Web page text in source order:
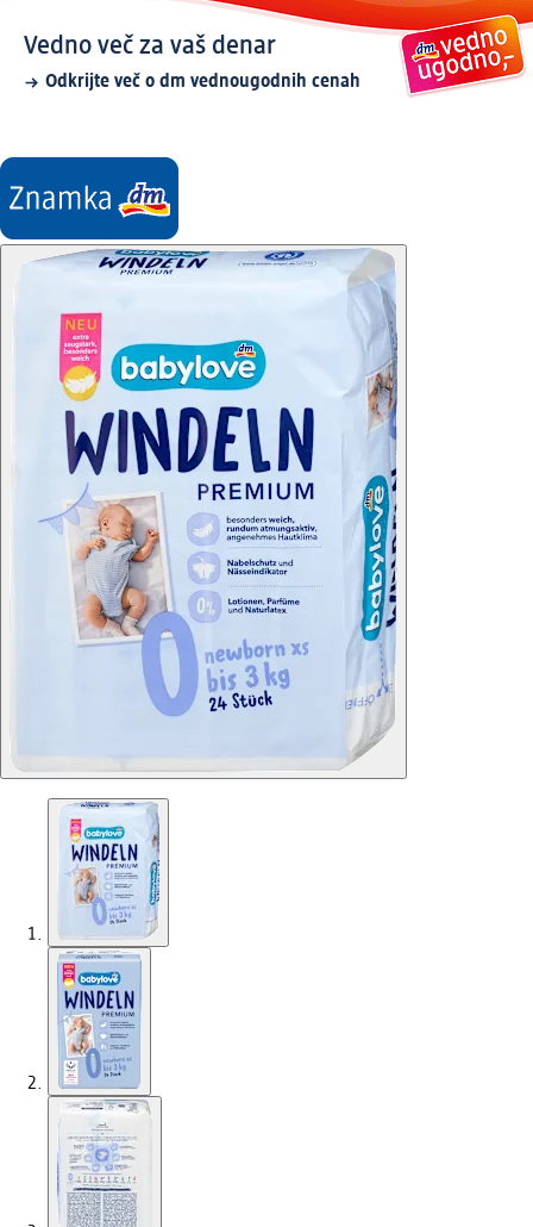
Vedno več za vaš denar
Odkrijte več o dm vednougodnih cenah